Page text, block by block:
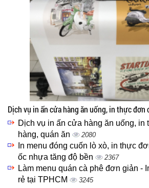
Dịch vụ in ấn cửa hàng ăn uống, in thực đơn
Dịch vụ in ấn cửa hàng ăn uống, in
hàng, quán ăn
2080
In menu đóng cuốn lò xò, in thực
ốc nhựa tăng độ bền
2367
Làm menu quán cà phê đơn giản -
rẻ tại TPHCM
3245